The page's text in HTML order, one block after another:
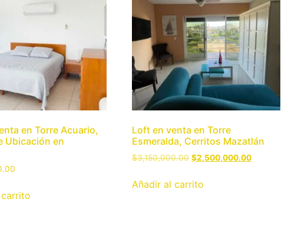
en Torre Acuario,
Ubicación en
Loft en venta en Torre
Esmeralda, Cerritos Mazatlán
$3,150,000.00 $2,500,000.00
Añadir al carrito